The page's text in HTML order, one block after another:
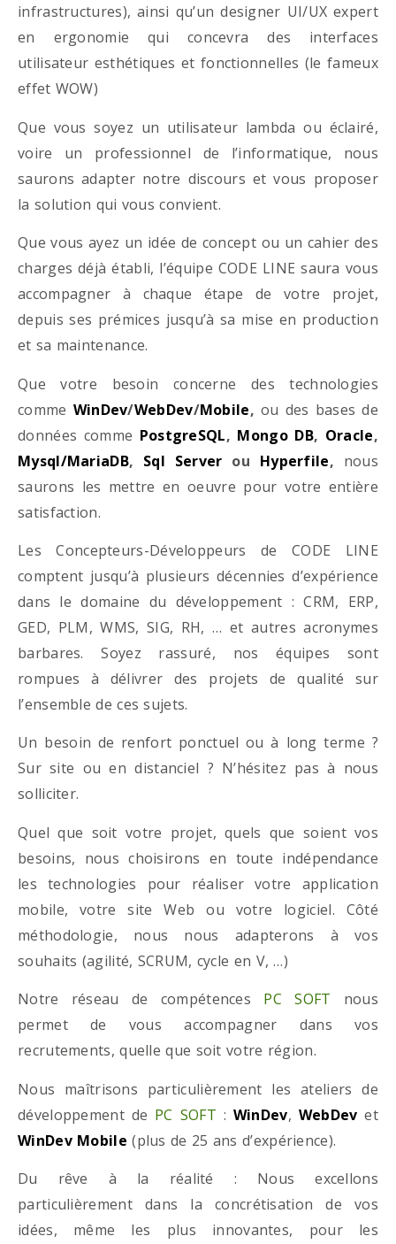
infrastructures), ainsi qu’un designer UI/UX expert
en ergonomie qui concevra des interfaces
utilisateur esthétiques et fonctionnelles (le fameux
effet WOW)
Que vous soyez un utilisateur lambda ou éclairé,
voire un professionnel de l’informatique, nous
saurons adapter notre discours et vous proposer
la solution qui vous convient.
Que vous ayez un idée de concept ou un cahier des
charges déjà établi, l’équipe CODE LINE saura vous
accompagner à chaque étape de votre projet,
depuis ses prémices jusqu’à sa mise en production
et sa maintenance.
Que votre besoin concerne des technologies
comme WinDev/WebDev/Mobile, ou des bases de
données comme PostgreSQL, Mongo DB, Oracle,
Mysql/MariaDB, Sql Server ou Hyperfile, nous
saurons les mettre en oeuvre pour votre entière
satisfaction.
Les Concepteurs-Développeurs de CODE LINE
comptent jusqu’à plusieurs décennies d’expérience
dans le domaine du développement : CRM, ERP,
GED, PLM, WMS, SIG, RH, … et autres acronymes
barbares. Soyez rassuré, nos équipes sont
rompues à délivrer des projets de qualité sur
l’ensemble de ces sujets.
Un besoin de renfort ponctuel ou à long terme ?
Sur site ou en distanciel ? N’hésitez pas à nous
solliciter.
Quel que soit votre projet, quels que soient vos
besoins, nous choisirons en toute indépendance
les technologies pour réaliser votre application
mobile, votre site Web ou votre logiciel. Côté
méthodologie, nous nous adapterons à vos
souhaits (agilité, SCRUM, cycle en V, …)
Notre réseau de compétences PC SOFT nous
permet de vous accompagner dans vos
recrutements, quelle que soit votre région.
Nous maîtrisons particulièrement les ateliers de
développement de PC SOFT : WinDev, WebDev et
WinDev Mobile (plus de 25 ans d’expérience).
Du rêve à la réalité : Nous excellons
particulièrement dans la concrétisation de vos
idées, même les plus innovantes, pour les